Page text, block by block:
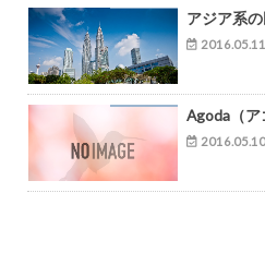
アジア系
2016.05.11
Agoda（ア
2016.05.10